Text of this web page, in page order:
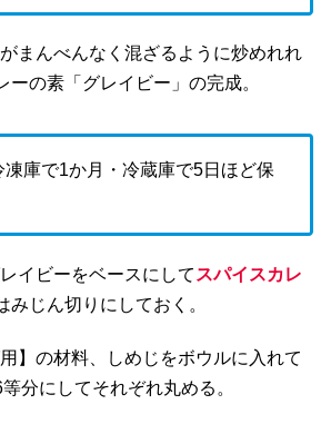
まんべんなく混ざるように炒めれれ
ーの素「グレイビー」の完成。
凍庫で1か月・冷蔵庫で5日ほど保
イビーをベースにして スパイスカレ
みじん切りにしておく。
】の材料、しめじをボウルに入れて
分にしてそれぞれ丸める。